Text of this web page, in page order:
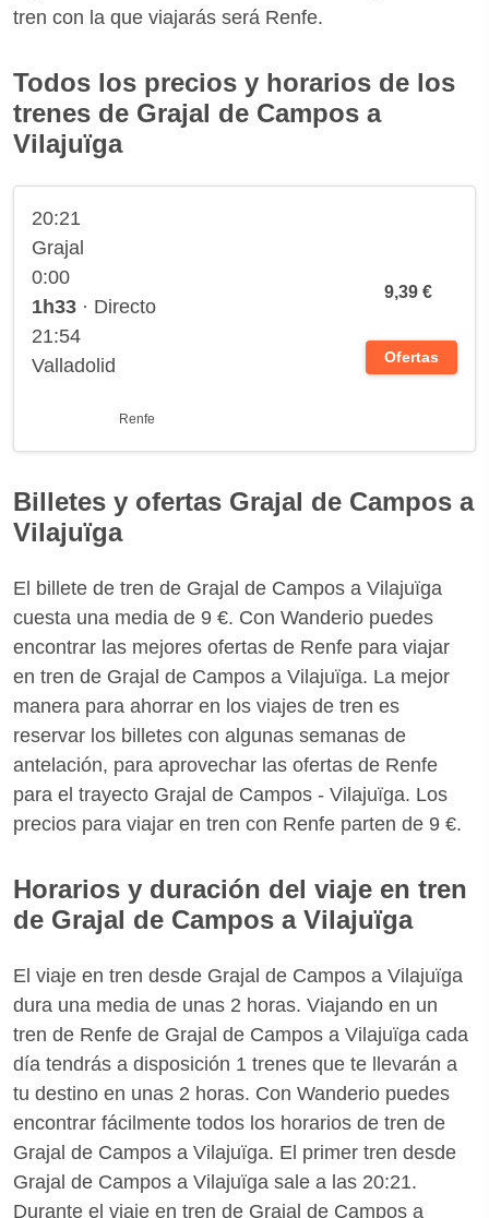
tren con la que viajarás será Renfe.
Todos los precios y horarios de los
trenes de Grajal de Campos a
Vilajuïga
20:21
Grajal
0:00
1h33 · Directo
21:54
Valladolid
Renfe
9,39 €
Ofertas
Billetes y ofertas Grajal de Campos a
Vilajuïga
El billete de tren de Grajal de Campos a Vilajuïga
cuesta una media de 9 €. Con Wanderio puedes
encontrar las mejores ofertas de Renfe para viajar
en tren de Grajal de Campos a Vilajuïga. La mejor
manera para ahorrar en los viajes de tren es
reservar los billetes con algunas semanas de
antelación, para aprovechar las ofertas de Renfe
para el trayecto Grajal de Campos - Vilajuïga. Los
precios para viajar en tren con Renfe parten de 9 €.
Horarios y duración del viaje en tren
de Grajal de Campos a Vilajuïga
El viaje en tren desde Grajal de Campos a Vilajuïga
dura una media de unas 2 horas. Viajando en un
tren de Renfe de Grajal de Campos a Vilajuïga cada
día tendrás a disposición 1 trenes que te llevarán a
tu destino en unas 2 horas. Con Wanderio puedes
encontrar fácilmente todos los horarios de tren de
Grajal de Campos a Vilajuïga. El primer tren desde
Grajal de Campos a Vilajuïga sale a las 20:21.
Durante el viaje en tren de Grajal de Campos a